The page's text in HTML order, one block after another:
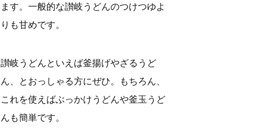
ます。一般的な讃岐うどんのつけつゆよ
りも甘めです。
讃岐うどんといえば釜揚げやざるうど
ん、とおっしゃる方にぜひ。もちろん、
これを使えばぶっかけうどんや釜玉うど
んも簡単です。